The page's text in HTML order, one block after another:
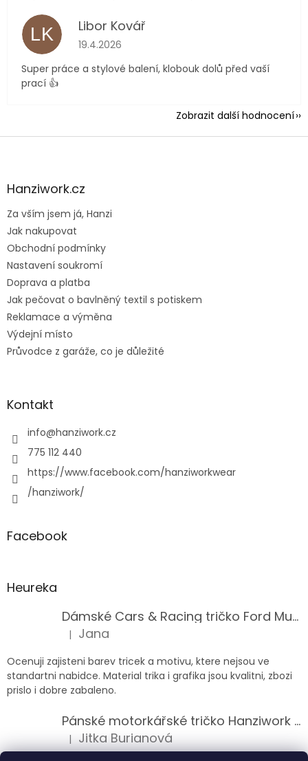
LK Libor Kovář
Hodnocení obchodu je 5 z 5 hvězdiček.
19.4.2026
Super práce a stylové balení, klobouk dolů před vaší
prací 👍
Zobrazit další hodnocení
Z
aHanziwork.cz
Za vším jsem já, Hanzi
Jak nakupovat
Obchodní podmínky
Nastavení soukromí
Doprava a platba
Jak pečovat o bavlněný textil s potiskem
Reklamace a výměna
Výdejní místo
Průvodce z garáže, co je důležité
Kontakt
info@hanziwork.cz
775 112 440
https://www.facebook.com/hanziworkwear
/hanziwork/
Facebook
Heureka
Dámské Cars & Racing tričko Ford Mustang 5. generace
Hodnocení produktu je 5 z 5 hvězdiček.
| Jana
Ocenuji zajisteni barev tricek a motivu, ktere nejsou ve
standartni nabidce. Material trika i grafika jsou kvalitni, zbozi
prislo i dobre zabaleno.
Pánské motorkářské tričko Hanziwork Custom Bobber
Hodnocení produktu je 5 z 5 hvězdiček.
| Jitka Burianová